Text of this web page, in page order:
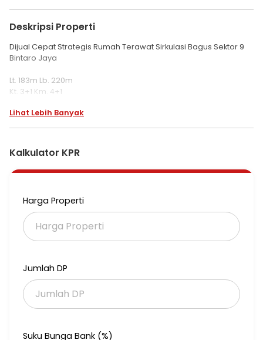
Deskripsi Properti
Dijual Cepat Strategis Rumah Terawat Sirkulasi Bagus Sektor 9
Bintaro Jaya
Lt. 183m Lb. 220m
Kt. 3+1 Km. 4+1
6AC, 2 Carport, PAM Jaya, SHM, Gudang, Kitchen Set, 7700watt
16719-MK
Lihat Lebih Banyak
Kalkulator KPR
Harga Properti
Jumlah DP
Suku Bunga Bank (%)